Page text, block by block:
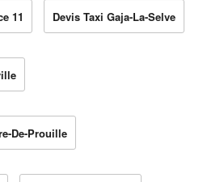
11 Devis Taxi Gaja-La-Selve
De-Prouille